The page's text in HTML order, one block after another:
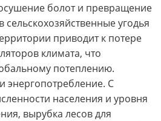
болот и превращение
угодья
приводит к потере
климата, что
потеплению.
энергопотребление. С
населения и уровня
вырубка лесов для